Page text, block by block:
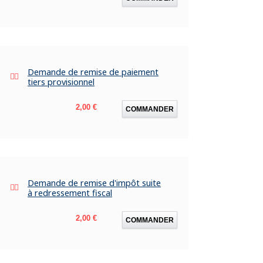
Demande de remise de paiement
tiers provisionnel
Prix
2,00 € COMMANDER
Demande de remise d'impôt suite
à redressement fiscal
Prix
2,00 € COMMANDER